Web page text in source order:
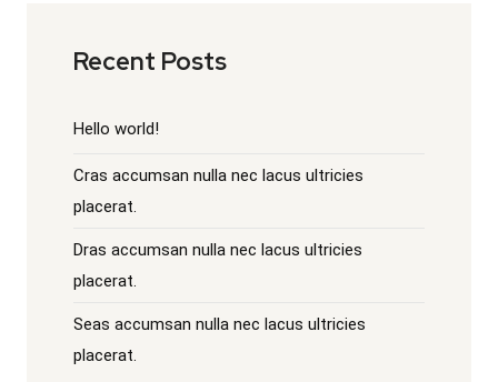
Recent Posts
Hello world!
Cras accumsan nulla nec lacus ultricies
placerat.
Dras accumsan nulla nec lacus ultricies
placerat.
Seas accumsan nulla nec lacus ultricies
placerat.